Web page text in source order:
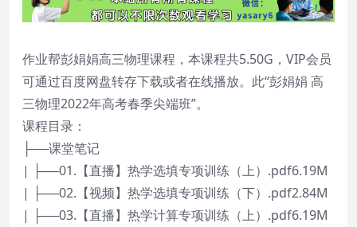
作业帮彭娟娟高三物理课程，本课程共5.50G，VIP会员
可通过百度网盘转存下载或者在线播放。此“彭娟娟 高
三物理2022年高考春季尖端班”。
课程目录：
├──课堂笔记
| ├──01.【直播】热学选填专项训练（上）.pdf6.19M
| ├──02.【视频】热学选填专项训练（下）.pdf2.84M
| ├──03.【直播】热学计算专项训练（上）.pdf6.19M